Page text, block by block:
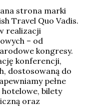
strona marki
Travel Quo Vadis.
realizacji
– od
kongresy.
konferencji,
dostosowaną do
pełne
bilety
oraz